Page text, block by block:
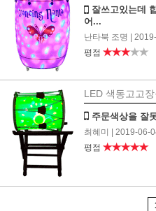
잘쓰고있는데
어...
난타북 조명
|
평점 ★★★★★
LED 색동고고장
주문색상을 잘
최혜미 | 2019-06-
평점 ★★★★★